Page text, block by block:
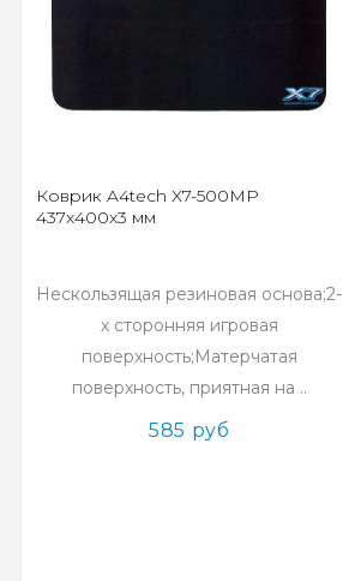
Коврик A4tech X7-500MP
437x400x3 мм
Нескользящая резиновая основа;2-
х сторонняя игровая
поверхность;Матерчатая
поверхность, приятная на ..
585 руб